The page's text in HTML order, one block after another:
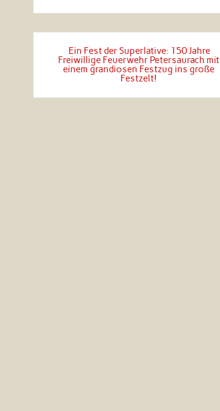
Ein Fest der Superlative: 150 Jahre
Freiwillige Feuerwehr Petersaurach mit
einem grandiosen Festzug ins große
Festzelt!